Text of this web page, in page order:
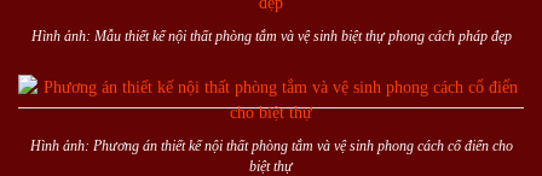
Hình ảnh: Mẫu thiết kế nội thất phòng tắm và vệ sinh biệt thự phong cách pháp đẹp
Hình ảnh: Phương án thiết kế nội thất phòng tắm và vệ sinh phong cách cổ điển cho
biệt thự